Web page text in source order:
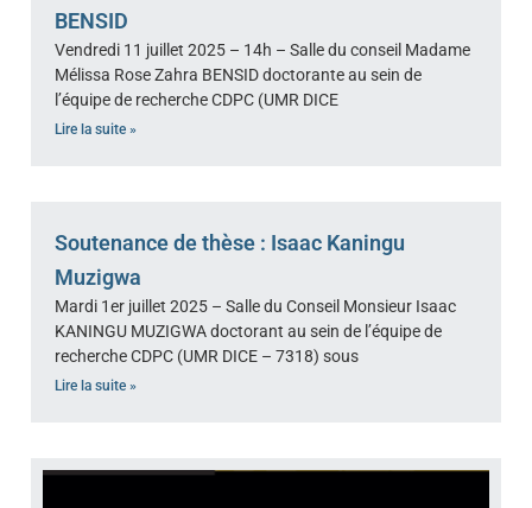
BENSID
Vendredi 11 juillet 2025 – 14h – Salle du conseil Madame
Mélissa Rose Zahra BENSID doctorante au sein de
l’équipe de recherche CDPC (UMR DICE
Lire la suite »
Soutenance de thèse : Isaac Kaningu
Muzigwa
Mardi 1er juillet 2025 – Salle du Conseil Monsieur Isaac
KANINGU MUZIGWA doctorant au sein de l’équipe de
recherche CDPC (UMR DICE – 7318) sous
Lire la suite »